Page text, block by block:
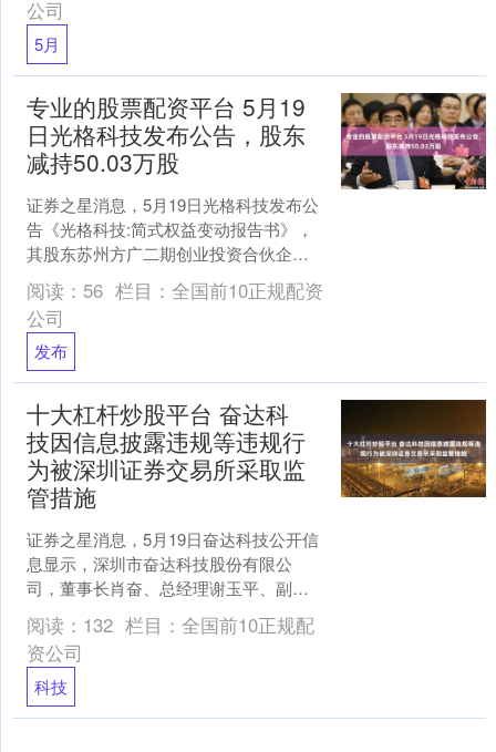
公司
5月
专业的股票配资平台 5月19
日光格科技发布公告，股东
减持50.03万股
证券之星消息，5月19日光格科技发布公
告《光格科技:简式权益变动报告书》，
其股东苏州方广二期创业投资合伙企业
(有限合伙)于2025年5月8日至2025年5月
16....
阅读： 56 栏目： 全国前10正规配资
公司
发布
十大杠杆炒股平台 奋达科
技因信息披露违规等违规行
为被深圳证券交易所采取监
管措施
证券之星消息，5月19日奋达科技公开信
息显示，深圳市奋达科技股份有限公
司，董事长肖奋、总经理谢玉平、副总
经理周桂清、非独立董事肖晓因信息披
露违规,未依法履行其他....
阅读： 132 栏目： 全国前10正规配
资公司
科技